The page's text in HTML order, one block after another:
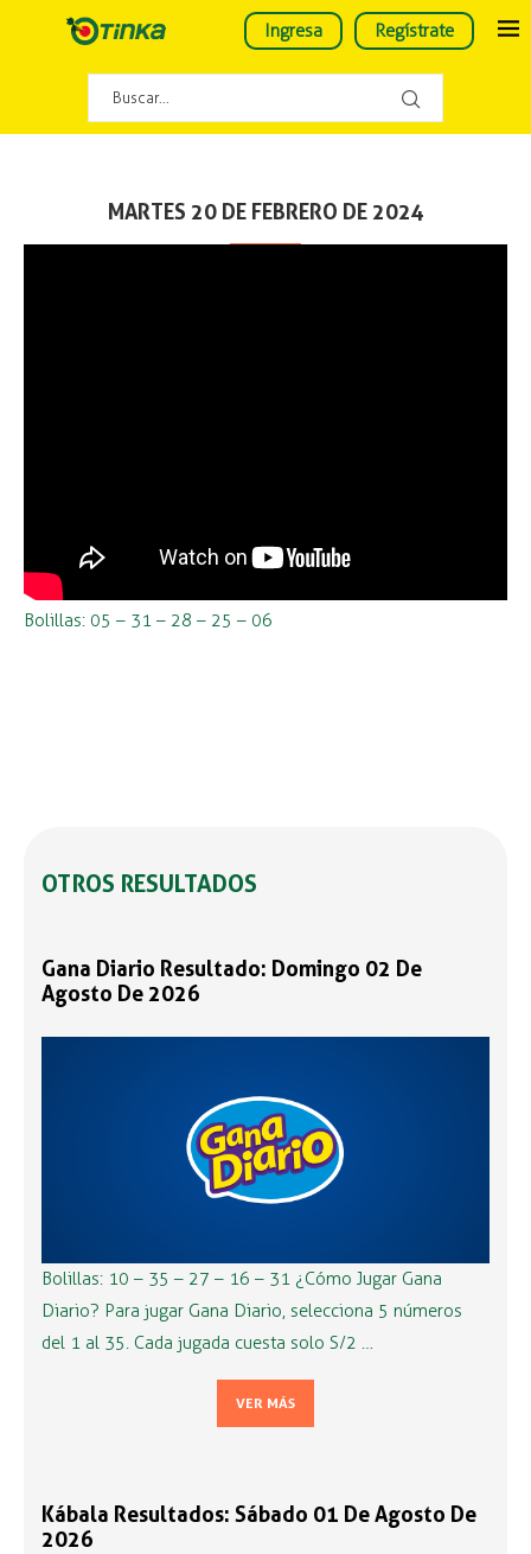
Ingresa Regístrate
MARTES 20 DE FEBRERO DE 2024
Bolillas: 05 – 31 – 28 – 25 – 06
OTROS RESULTADOS
Gana Diario Resultado: Domingo 02 De
Agosto De 2026
Bolillas: 10 – 35 – 27 – 16 – 31 ¿Cómo Jugar Gana
Diario? Para jugar Gana Diario, selecciona 5 números
del 1 al 35. Cada jugada cuesta solo S/2 …
VER MÁS
Kábala Resultados: Sábado 01 De Agosto De
2026